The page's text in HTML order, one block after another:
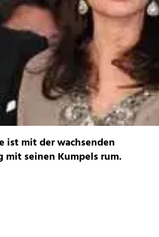
ist mit der wachsenden
mit seinen Kumpels rum.